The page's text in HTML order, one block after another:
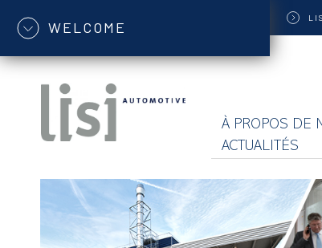
WELCOME
À PROPOS DE
ACTUALITÉS